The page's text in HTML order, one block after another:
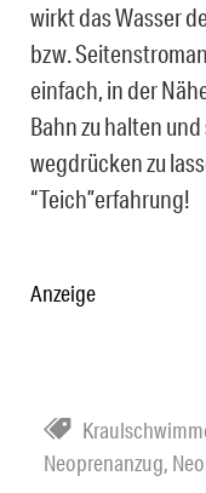
wirkt das Wasser
bzw.
einfach, in der
Bahn zu halten
wegdrücken zu
“Teich”erfahrung!
Anzeige
Neoprenanzug,